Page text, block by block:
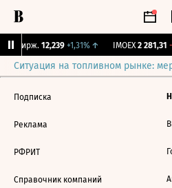
Бирж. 12,239 +1,31%↑ IMOEX 2 281,31
Ситуация на топливном рынке:
Подписка
Реклама
РФРИТ
Справочник компаний